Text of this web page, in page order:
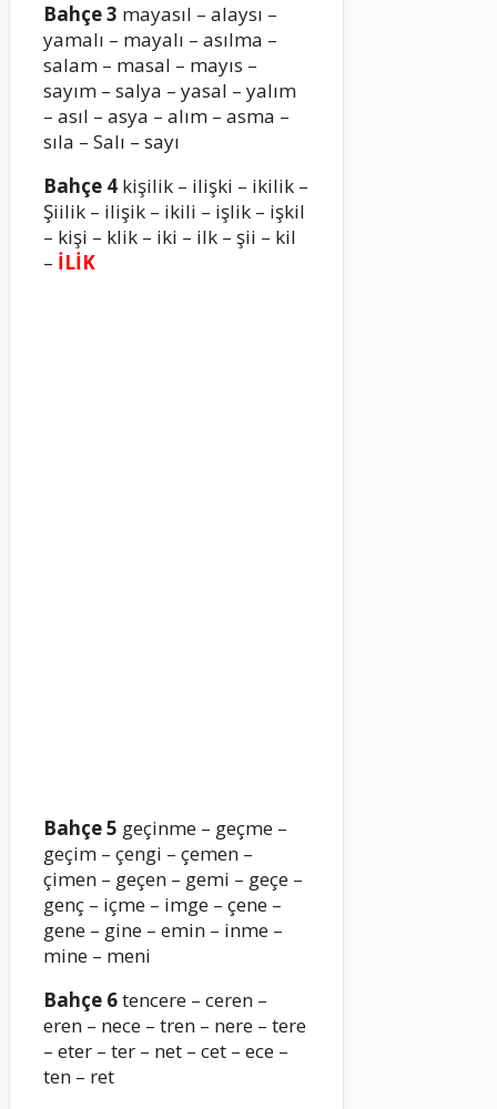
Bahçe 3 mayasıl – alaysı –
yamalı – mayalı – asılma –
salam – masal – mayıs –
sayım – salya – yasal – yalım
– asıl – asya – alım – asma –
sıla – Salı – sayı
Bahçe 4 kişilik – ilişki – ikilik –
Şiilik – ilişik – ikili – işlik – işkil
– kişi – klik – iki – ilk – şii – kil
– İLİK
Bahçe 5 geçinme – geçme –
geçim – çengi – çemen –
çimen – geçen – gemi – geçe –
genç – içme – imge – çene –
gene – gine – emin – inme –
mine – meni
Bahçe 6tencere – ceren –
eren – nece – tren – nere – tere
– eter – ter – net – cet – ece –
ten – ret